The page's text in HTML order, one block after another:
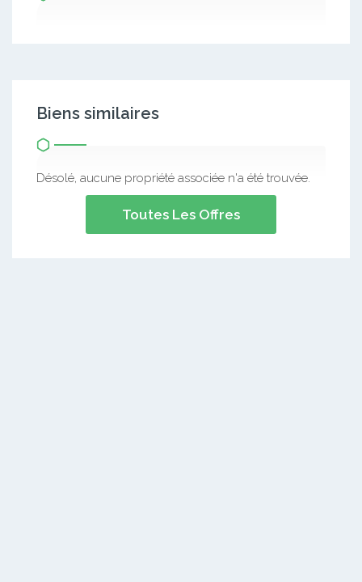
Biens similaires
Désolé, aucune propriété associée n'a été trouvée.
Toutes Les Offres